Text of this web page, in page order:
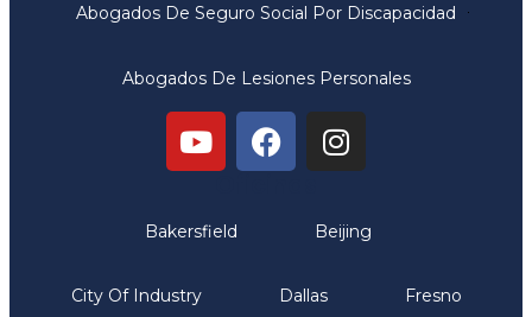
Abogados De Seguro Social Por Discapacidad
Abogados De Lesiones Personales
Bakersfield Beijing
City Of Industry Dallas Fresno